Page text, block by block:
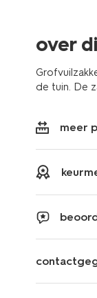
over
de tuin. De
meer